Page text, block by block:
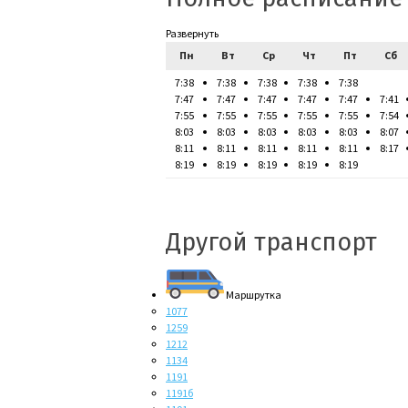
Развернуть
Пн
Вт Ср Чт Пт Сб
7:38
7:47
7:55
8:03
8:11
8:19
7:38
7:47
7:55
8:03
8:11
8:19
7:38
7:47
7:55
8:03
8:11
8:19
7:38
7:47
7:55
8:03
8:11
8:19
7:38
7:47
7:55
8:03
8:11
8:19
7:41
7:54
8:07
8:17
Другой транспорт
Маршрутка
1077
1259
1212
1134
1191
1191б